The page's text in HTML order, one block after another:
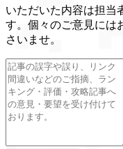
いただいた内容は担当
す。個々のご意見には
さいませ。